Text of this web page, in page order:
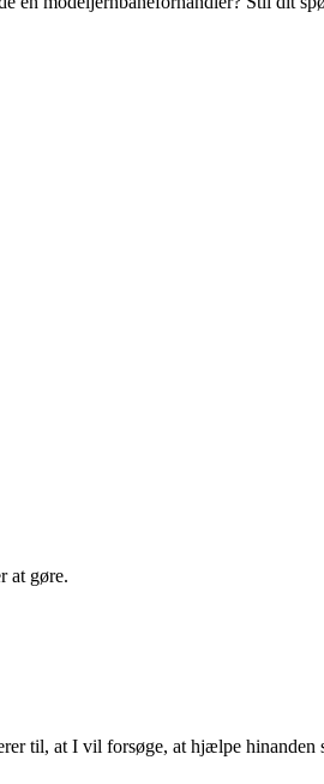
at gøre.
til, at I vil forsøge, at hjælpe hinanden